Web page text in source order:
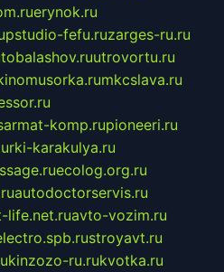
erynok.ru
fefu.ruzarges-ru.ru
utrovortu.ru
mkcslava.ru
komp.rupioneeri.ru
karakulya.ru
ecolog.org.ru
autodoctorservis.ru
life.net.ruavto-vozim.ru
stroyavt.ru
kinzozo-ru.rukvotka.ru